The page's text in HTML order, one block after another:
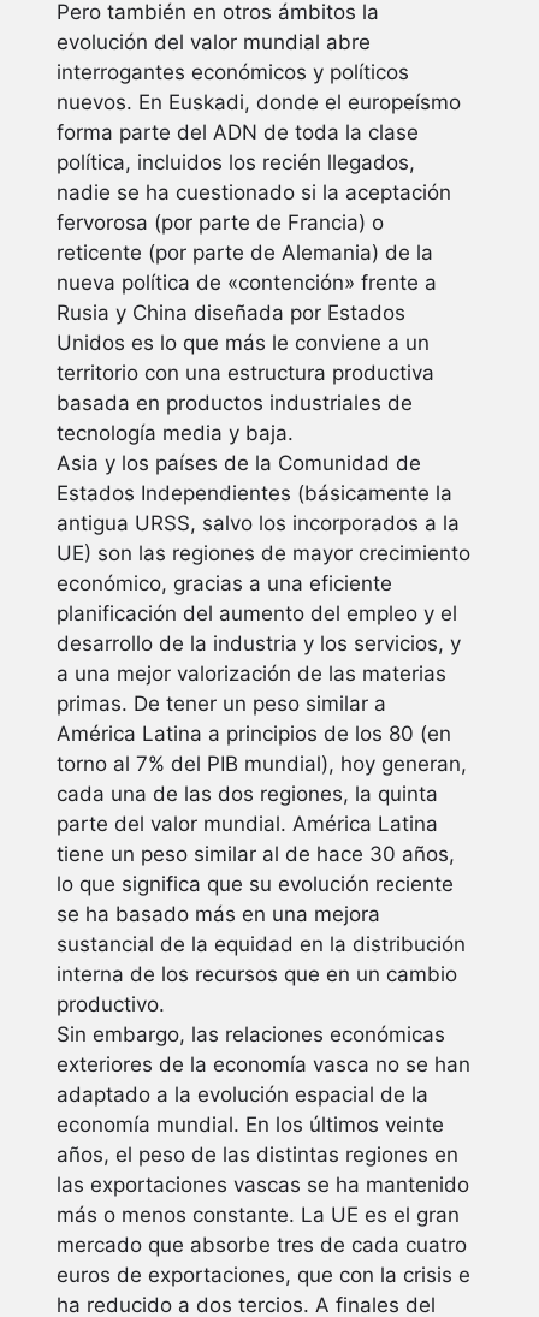
Pero también en otros ámbitos la
evolución del valor mundial abre
interrogantes económicos y políticos
nuevos. En Euskadi, donde el europeísmo
forma parte del ADN de toda la clase
política, incluidos los recién llegados,
nadie se ha cuestionado si la aceptación
fervorosa (por parte de Francia) o
reticente (por parte de Alemania) de la
nueva política de «contención» frente a
Rusia y China diseñada por Estados
Unidos es lo que más le conviene a un
territorio con una estructura productiva
basada en productos industriales de
tecnología media y baja.
Asia y los países de la Comunidad de
Estados Independientes (básicamente la
antigua URSS, salvo los incorporados a la
UE) son las regiones de mayor crecimiento
económico, gracias a una eficiente
planificación del aumento del empleo y el
desarrollo de la industria y los servicios, y
a una mejor valorización de las materias
primas. De tener un peso similar a
América Latina a principios de los 80 (en
torno al 7% del PIB mundial), hoy generan,
cada una de las dos regiones, la quinta
parte del valor mundial. América Latina
tiene un peso similar al de hace 30 años,
lo que significa que su evolución reciente
se ha basado más en una mejora
sustancial de la equidad en la distribución
interna de los recursos que en un cambio
productivo.
Sin embargo, las relaciones económicas
exteriores de la economía vasca no se han
adaptado a la evolución espacial de la
economía mundial. En los últimos veinte
años, el peso de las distintas regiones en
las exportaciones vascas se ha mantenido
más o menos constante. La UE es el gran
mercado que absorbe tres de cada cuatro
euros de exportaciones, que con la crisis e
ha reducido a dos tercios. A finales del